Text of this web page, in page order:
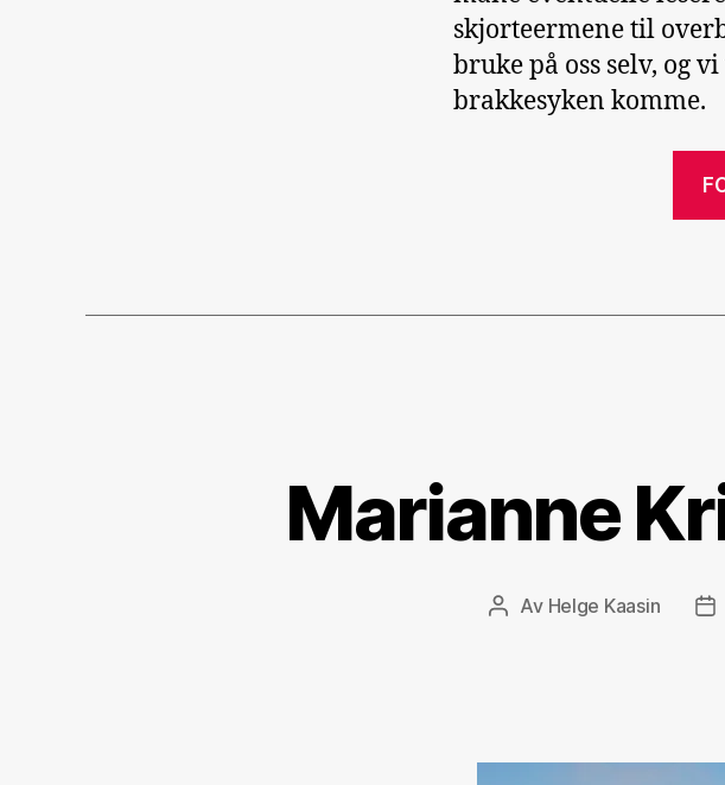
skjorteermene til
bruke på oss selv, og
brakkesyken komme.
Marianne
Innleggsforfatter
Av Helge Kaasin